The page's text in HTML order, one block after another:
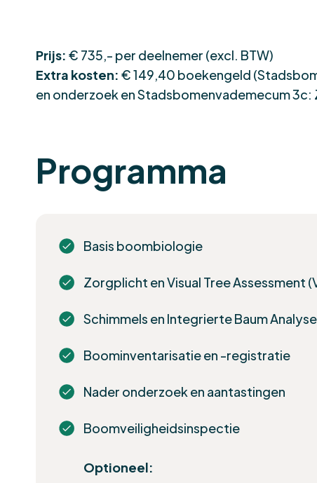
Prijs: € 735,- per deelnemer (excl. BTW)
Extra kosten: € 149,40 boekengeld
en onderzoek en Stadsbomenvademecum 3c:
Programma
Basis boombiologie
Zorgplicht en Visual Tree Assessment
Schimmels en Integrierte Baum Analyse
Boominventarisatie en -registratie
Nader onderzoek en aantastingen
Boomveiligheidsinspectie
Optioneel: